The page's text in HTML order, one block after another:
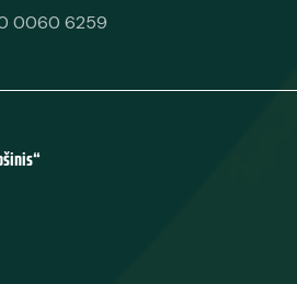
0060 6259